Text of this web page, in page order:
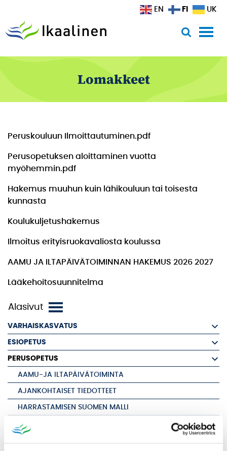
Lomakkeet
VARHAISKASVATUS
ESIOPETUS
PERUSOPETUS
AAMU-JA ILTAPÄIVÄTOIMINTA
AJANKOHTAISET TIEDOTTEET
HARRASTAMISEN SUOMEN MALLI
KOULUKULJETUKSET
Peruskouluun Ilmoittautuminen.pdf
Perusopetuksen aloittaminen vuotta
myöhemmin.pdf
Hakemus muuhun kuin lähikouluun tai toisesta
kunnasta
Koulukuljetushakemus
Ilmoitus erityisruokavaliosta koulussa
AAMU JA ILTAPÄIVÄTOIMINNAN HAKEMUS 2026 2027
Lääkehoitosuunnitelma
EN FI UK